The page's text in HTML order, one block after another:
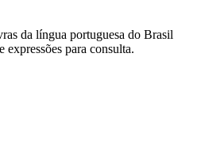
da língua portuguesa do Brasil
expressões para consulta.